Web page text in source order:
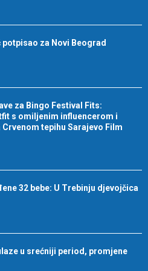
za Novi Beograd
za Bingo Festival Fits:
s omiljenim influencerom i
tepihu Sarajevo Film
32 bebe: U Trebinju djevojčica
u srećniji period, promjene